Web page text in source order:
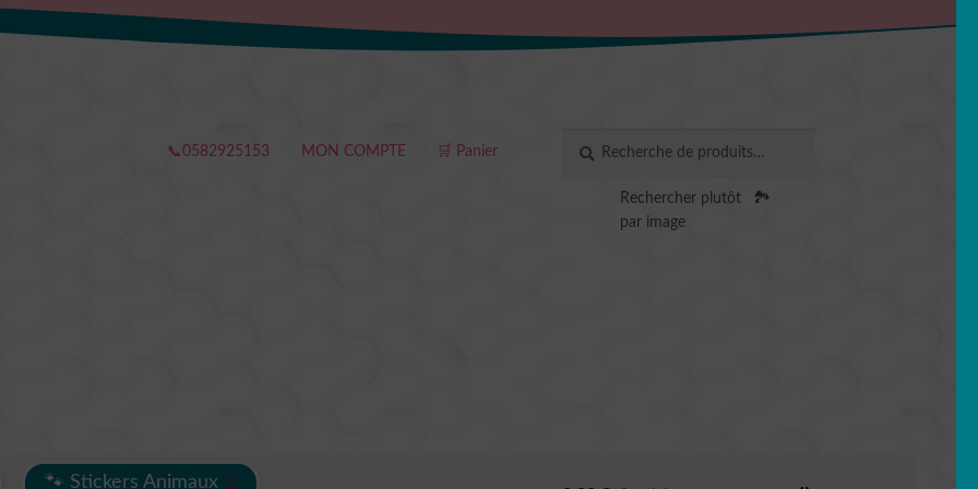
📞0582925153 MON COMPTE 🛒 Panier
pour :
RECHERCHE
Rechercher plutôt
par image
🏞️
🐾 Stickers Animaux